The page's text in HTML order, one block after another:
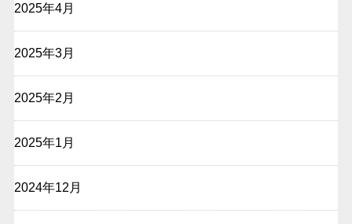
2025年4月
2025年3月
2025年2月
2025年1月
2024年12月